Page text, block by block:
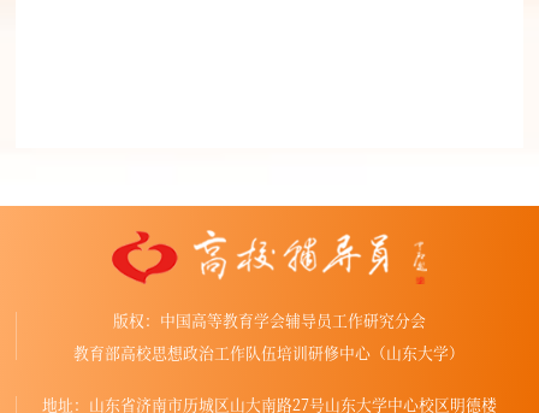
版权：中国高等教育学会辅导员工作研究分会
教育部高校思想政治工作队伍培训研修中心（山东大学）
地址：山东省济南市历城区山大南路27号山东大学中心校区明德楼